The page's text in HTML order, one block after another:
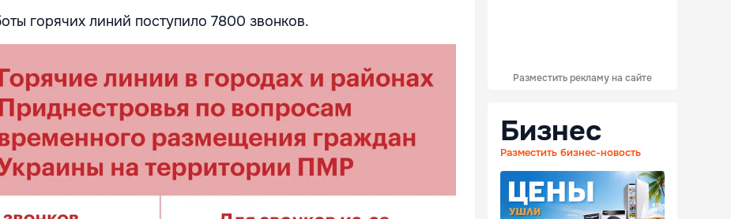
горячих линий поступило 7800 звонков.
Разместить рекламу на сайте
Бизнес
Разместить бизнес-новость